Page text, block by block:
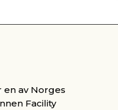
en av Norges
Facility